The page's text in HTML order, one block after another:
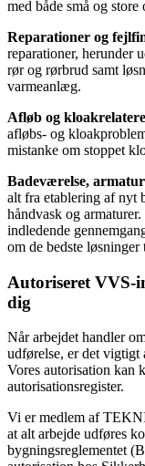
med både små og
Reparationer og
reparationer, herunder
rør og rørbrud samt
varmeanlæg.
Afløb og
afløbs- og
mistanke om stoppet
Badeværelse,
alt fra etablering af nyt
håndvask og
indledende
om de bedste
Autoriseret VVS-
dig
Når arbejdet handler
udførelse, er det
Vores autorisation kan
autorisationsregister.
Vi er medlem af
at alt arbejde udføres
bygningsreglementet